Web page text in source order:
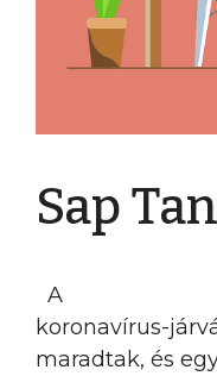
Sap
A
koronavírus-
maradtak, és